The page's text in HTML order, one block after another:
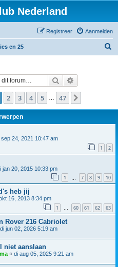
Nederland
Aanmelden
Registreer
en 25
Zoek
van 47
2 3 4 5 47
24, 2021 10:47 am
1 2
jan 20, 2015 10:33 pm
1 7 8 9 10
heb jij
16, 2013 8:34 pm
1 … 60 61 62 63
Rover 216 Cabriolet
di jun 02, 2026 5:19 am
niet aanslaan
« di aug 05, 2025 9:21 am